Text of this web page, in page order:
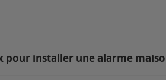
pour installer une alarme